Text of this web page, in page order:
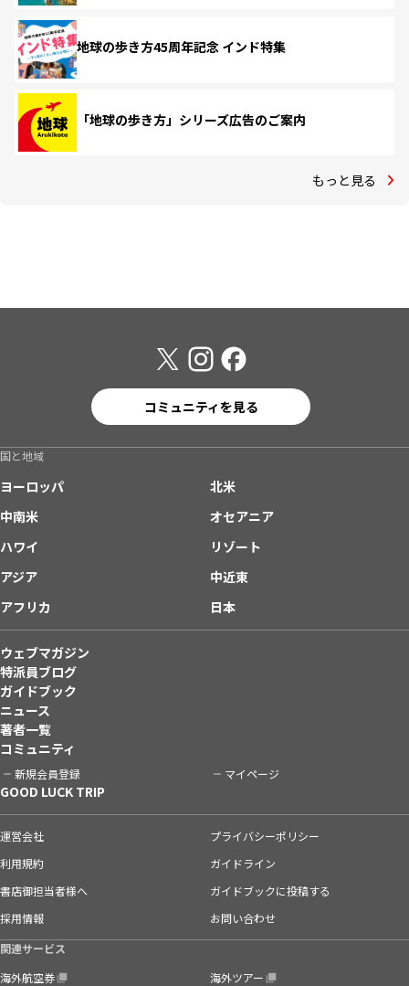
地球の歩き方45周年記念 インド特集
「地球の歩き方」シリーズ広告のご案内
もっと見る
コミュニティを見る
国と地域
ヨーロッパ
北米
中南米
オセアニア
ハワイ
リゾート
アジア
中近東
アフリカ
日本
ウェブマガジン
特派員ブログ
ガイドブック
ニュース
著者一覧
コミュニティ
新規会員登録 マイページ
GOOD LUCK TRIP
運営会社
プライバシーポリシー
利用規約
ガイドライン
書店御担当者様へ
ガイドブックに投稿する
採用情報
お問い合わせ
関連サービス
海外航空券
海外ツアー